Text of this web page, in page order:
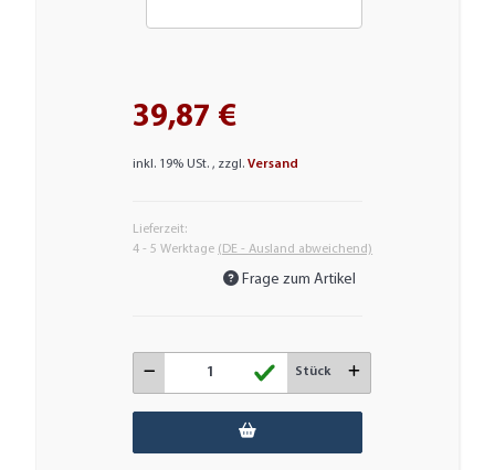
39,87 €
inkl. 19% USt. , zzgl.Versand
Lieferzeit:
4 - 5 Werktage (DE - Ausland abweichend)
Frage zum Artikel
Stück